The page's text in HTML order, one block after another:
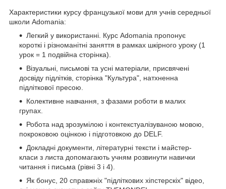
Характеристики курсу французької мови для учнів середньої
школи Adomania:
Легкий у використанні. Курс Adomania пропонує
короткі і різноманітні заняття в рамках шкірного уроку (1
урок = 1 подвійна сторінка).
Візуальні, письмові та усні матеріали, присвячені
досвіду підлітків, сторінка "Культура", натхненна
підліткової пресою.
Колективне навчання, з фазами роботи в малих
групах.
Робота над зрозумілою і контекстуалізуваною мовою,
покроковою оцінкою і підготовкою до DELF.
Докладні документи, літературні тексти і майстер-
класи з листа допомагають учням розвинути навички
читання і письма (рівні 3 і 4).
Як бонус, 20 справжніх "підліткових хіпстерскіх" відео,